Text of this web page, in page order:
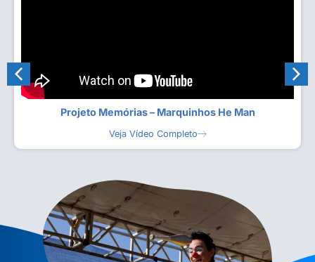
Projeto Memórias – Marquinhos He Man
Veja Vídeo Completo